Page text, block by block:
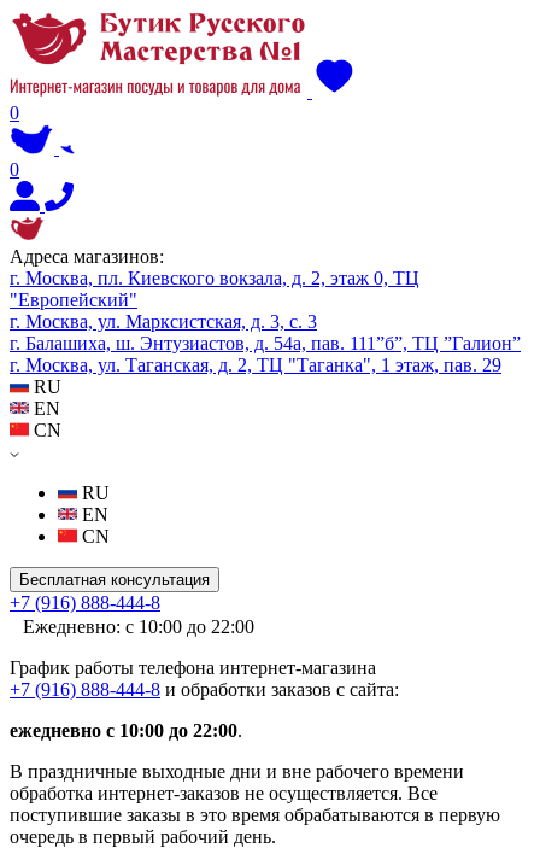
0
0
Адреса магазинов:
г. Москва, пл. Киевского вокзала, д. 2, этаж 0, ТЦ
"Европейский"
г. Москва, ул. Марксистская, д. 3, с. 3
г. Балашиха, ш. Энтузиастов, д. 54а, пав. 111”б”, ТЦ ”Галион”
г. Москва, ул. Таганская, д. 2, ТЦ "Таганка", 1 этаж, пав. 29
RU
EN
CN
RU
EN
CN
Бесплатная консультация
+7 (916) 888-444-8
Ежедневно: с 10:00 до 22:00
График работы телефона интернет-магазина
+7 (916) 888-444-8 и обработки заказов с сайта:
ежедневно с 10:00 до 22:00.
В праздничные выходные дни и вне рабочего времени
обработка интернет-заказов не осуществляется. Все
поступившие заказы в это время обрабатываются в первую
очередь в первый рабочий день.